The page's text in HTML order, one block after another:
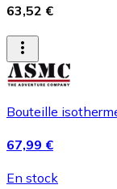
63,52 €
Bouteille
67,99 €
En stock